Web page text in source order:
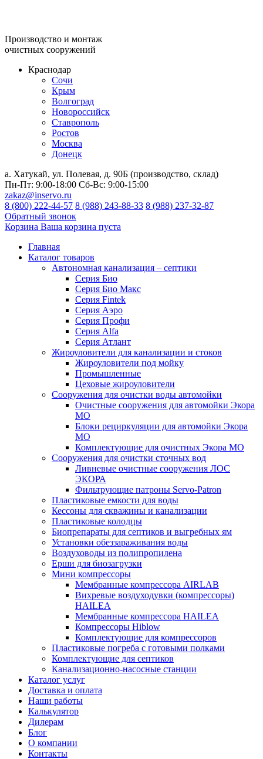
Производство и монтаж
очистных сооружений
Краснодар
Сочи
Крым
Волгоград
Новороссийск
Ставрополь
Ростов
Москва
Донецк
а. Хатукай, ул. Полевая, д. 90Б (производство, склад)
Пн-Пт: 9:00-18:00 Сб-Вс: 9:00-15:00
zakaz@inservo.ru
8 (800) 222-44-57 8 (988) 243-88-33 8 (988) 237-32-87
Обратный звонок
Корзина Ваша корзина пуста
Главная
Каталог товаров
Автономная канализация – септики
Серия Био
Серия Био Макс
Серия Fintek
Серия Аэро
Серия Профи
Серия Alfa
Серия Атлант
Жироуловители для канализации и стоков
Жироуловители под мойку
Промышленные
Цеховые жироуловители
Сооружения для очистки воды автомойки
Очистные сооружения для автомойки Экора
МО
Блоки рециркуляции для автомойки Экора
МО
Комплектующие для очистных Экора МО
Сооружения для очистки сточных вод
Ливневые очистные сооружения ЛОС
ЭКОРА
Фильтрующие патроны Servo-Patron
Пластиковые емкости для воды
Кессоны для скважины и канализации
Пластиковые колодцы
Биопрепараты для септиков и выгребных ям
Установки обеззараживания воды
Воздуховоды из полипропилена
Ерши для биозагрузки
Мини компрессоры
Мембранные компрессора AIRLAB
Вихревые воздуходувки (компрессоры)
HAILEA
Мембранные компрессора HAILEA
Компрессоры Hiblow
Комплектующие для компрессоров
Пластиковые погреба с готовыми полками
Комплектующие для септиков
Канализационно-насосные станции
Каталог услуг
Доставка и оплата
Наши работы
Калькулятор
Дилерам
Блог
О компании
Контакты